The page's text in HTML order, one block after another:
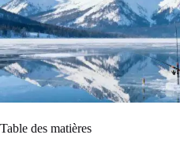
Table des matières